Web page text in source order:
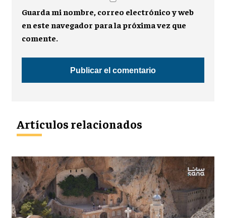
Guarda mi nombre, correo electrónico y web
en este navegador para la próxima vez que
comente.
Artículos relacionados